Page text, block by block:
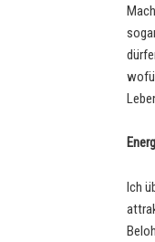
Ich